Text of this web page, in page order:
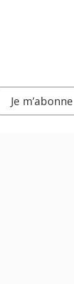
Je m’abonne